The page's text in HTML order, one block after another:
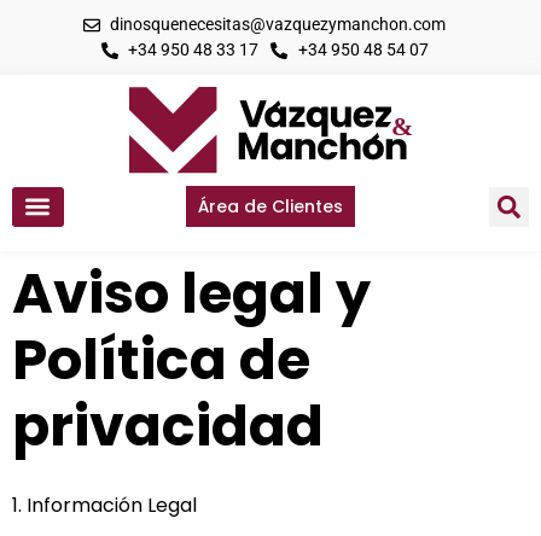
dinosquenecesitas@vazquezymanchon.com
+34 950 48 33 17
+34 950 48 54 07
Área de Clientes
Aviso legal y
Política de
privacidad
1. Información Legal